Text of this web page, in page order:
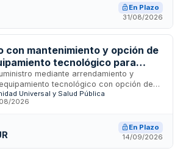
Público, establece las condiciones
los futuros contratos de suministro
de calidad, formación del personal
tecnológica.
En Plazo
31/08/2026
con mantenimiento y opción de
tecnológico para
del Hospital General
Castellón
mediante arrendamiento y
tecnológico con opción de
a los servicios de oftalmología,
unidad de cuidados intensivos,
se regirá por las disposiciones de la
Sector Público y se adjudicará
Universal y Salud Pública
2026
En Plazo
14/09/2026